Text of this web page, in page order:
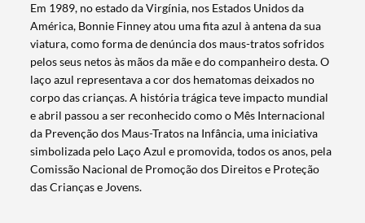
Em 1989, no estado da Virgínia, nos Estados Unidos da
América, Bonnie Finney atou uma fita azul à antena da sua
viatura, como forma de denúncia dos maus-tratos sofridos
pelos seus netos às mãos da mãe e do companheiro desta. O
laço azul representava a cor dos hematomas deixados no
corpo das crianças. A história trágica teve impacto mundial
e abril passou a ser reconhecido como o Mês Internacional
da Prevenção dos Maus-Tratos na Infância, uma iniciativa
simbolizada pelo Laço Azul e promovida, todos os anos, pela
Comissão Nacional de Promoção dos Direitos e Proteção
das Crianças e Jovens.